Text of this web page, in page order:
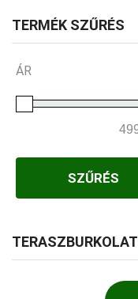
TERMÉK SZŰRÉS
ÁR
SZŰRÉS